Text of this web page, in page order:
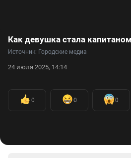
Источник: Городские медиа
24 июля 2025, 14:14
0 0 0